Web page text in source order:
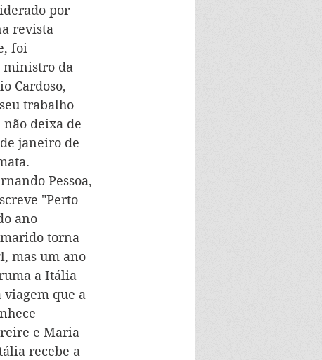
por
revista
foi
ministro da
Cardoso,
trabalho
deixa de
janeiro de
Pessoa,
"Perto
ano
torna-
mas um ano
a Itália
viagem que a
e Maria
recebe a